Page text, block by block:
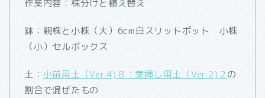
作業内容：株分けと植え替え
鉢：親株と小株（大）6cm白スリットポット 小株
（小）セルボックス
土： 小苗用土（Ver.4)８：葉挿し用土（Ver.2)２ の
割合で混ぜたもの